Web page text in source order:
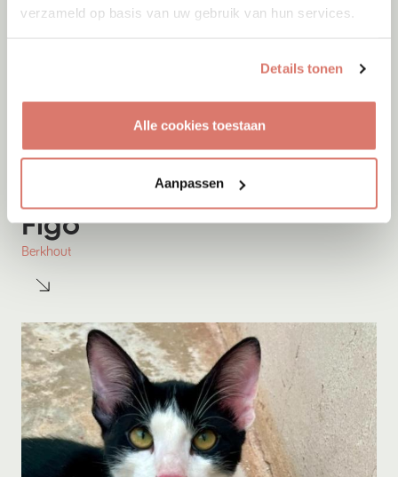
verzameld op basis van uw gebruik van hun services.
Details tonen
Alle cookies toestaan
Aanpassen
Figo
Berkhout